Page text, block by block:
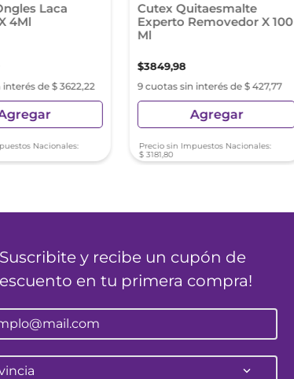
Laca
4Ml
de $ 3622,22
Nacionales:
Cutex Quitaesmalte
Experto Removedor X 100
Ml
$3849,98
9 cuotas sin interés de $ 427,77
Agregar
Precio sin Impuestos Nacionales:
$ 3181,80
y recibe un cupón de
en tu primera compra!